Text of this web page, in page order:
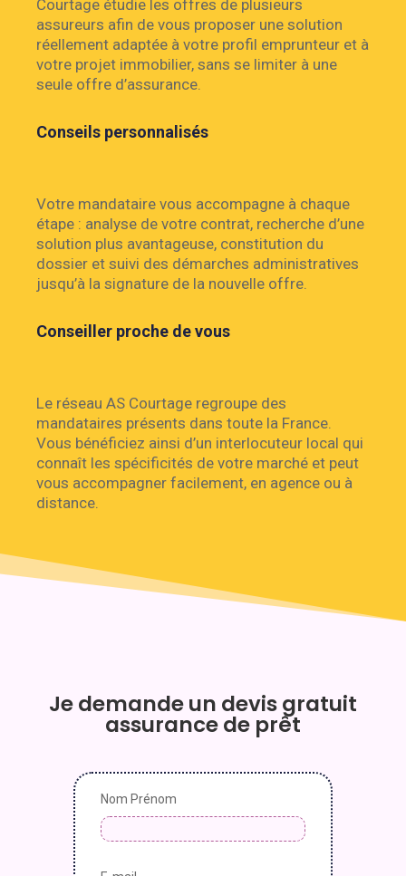
Courtage étudie les offres de plusieurs
assureurs afin de vous proposer une solution
réellement adaptée à votre profil emprunteur et à
votre projet immobilier, sans se limiter à une
seule offre d’assurance.
Conseils personnalisés
Votre mandataire vous accompagne à chaque
étape : analyse de votre contrat, recherche d’une
solution plus avantageuse, constitution du
dossier et suivi des démarches administratives
jusqu’à la signature de la nouvelle offre.
Conseiller proche de vous
Le réseau AS Courtage regroupe des
mandataires présents dans toute la France.
Vous bénéficiez ainsi d’un interlocuteur local qui
connaît les spécificités de votre marché et peut
vous accompagner facilement, en agence ou à
distance.
Je demande un devis gratuit
assurance de prêt
Nom Prénom